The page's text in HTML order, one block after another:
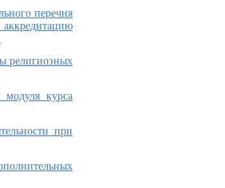
перечня
религиозных
курса
при